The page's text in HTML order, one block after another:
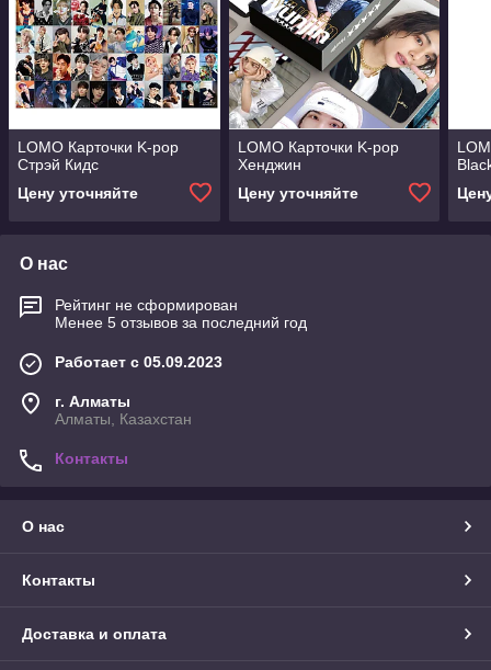
LOMO Карточки K-pop
Стрэй Кидс
Цену уточняйте
LOMO Карточки K-pop
Хенджин
Цену уточняйте
О нас
Рейтинг не сформирован
Менее 5 отзывов за последний год
Работает с 05.09.2023
г. Алматы
Алматы, Казахстан
Контакты
О нас
Контакты
Доставка и оплата